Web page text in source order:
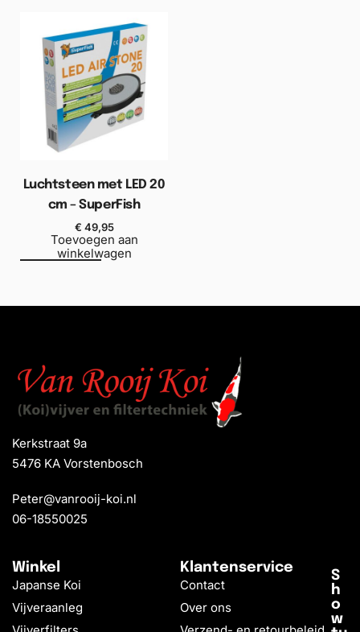
Luchtsteen met LED 20
cm – SuperFish
€ 49,95
Toevoegen aan
winkelwagen
Kerkstraat 9a
5476 KA Vorstenbosch
Peter@vanrooij-koi.nl
06-18550025
Winkel
Japanse Koi
Vijveraanleg
Klantenservice
Contact
Over ons
S
h
o
w